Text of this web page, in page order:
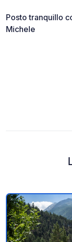
Posto tranquillo
Michele